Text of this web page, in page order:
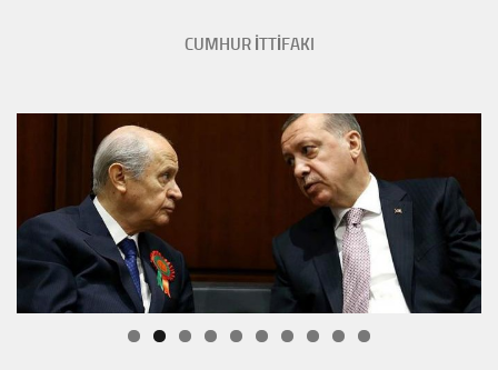
CUMHUR İTTİFAKI